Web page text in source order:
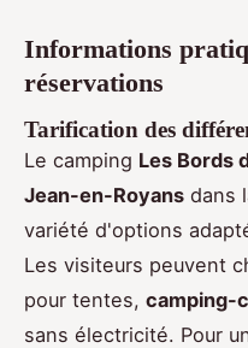
Informations
réservations
Tarification des
Le camping Les Bords
Jean-en-Royans dans
variété d'options
Les visiteurs peuvent
pour tentes, camping-
sans électricité. Pour